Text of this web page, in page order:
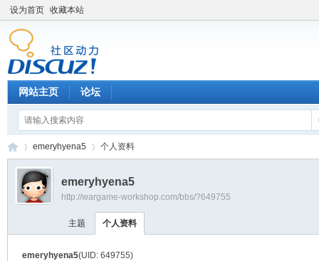
设为首页 收藏本站
网站主页 论坛
›
emeryhyena5 个人资料
emeryhyena5
http://wargame-workshop.com/bbs/?649755
主题 个人资料
emeryhyena5(UID: 649755)